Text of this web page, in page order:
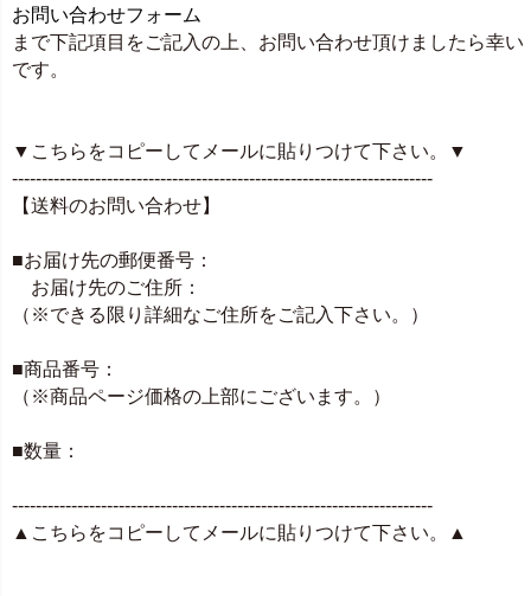
お問い合わせフォーム
まで下記項目をご記入の上、お問い合わせ頂けましたら幸い
です。
▼こちらをコピーしてメールに貼りつけて下さい。▼
-----------------------------------------------------------------------
【送料のお問い合わせ】
■お届け先の郵便番号：
お届け先のご住所：
（※できる限り詳細なご住所をご記入下さい。）
■商品番号：
（※商品ページ価格の上部にございます。）
■数量：
-----------------------------------------------------------------------
▲こちらをコピーしてメールに貼りつけて下さい。▲